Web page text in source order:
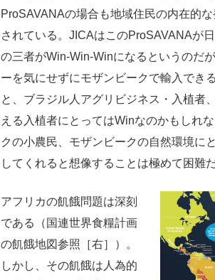
ProSAVANAの場合も地域住民の内在的
されている。JICAはこのProSAVANAが
の三者がWin-Win-Winになるというのだ
ーを気にせずにモザンビークで輸入でき
と、ブラジル人アグリビジネス・入植者
える入植者にとってはWinなのかもしれ
クの小農民、モザンビークの自然環境に
してくれると想像することは極めて困難だ
アフリカの飢餓問題は深刻
である（国連世界食糧計画
の飢餓地図参照［右］）。
しかし、その飢餓は人為的